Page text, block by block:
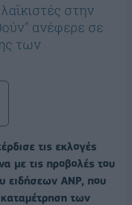
στην
ανέφερε σε
των
τις εκλογές
με τις προβολές του
ειδήσεων ANP, που
των